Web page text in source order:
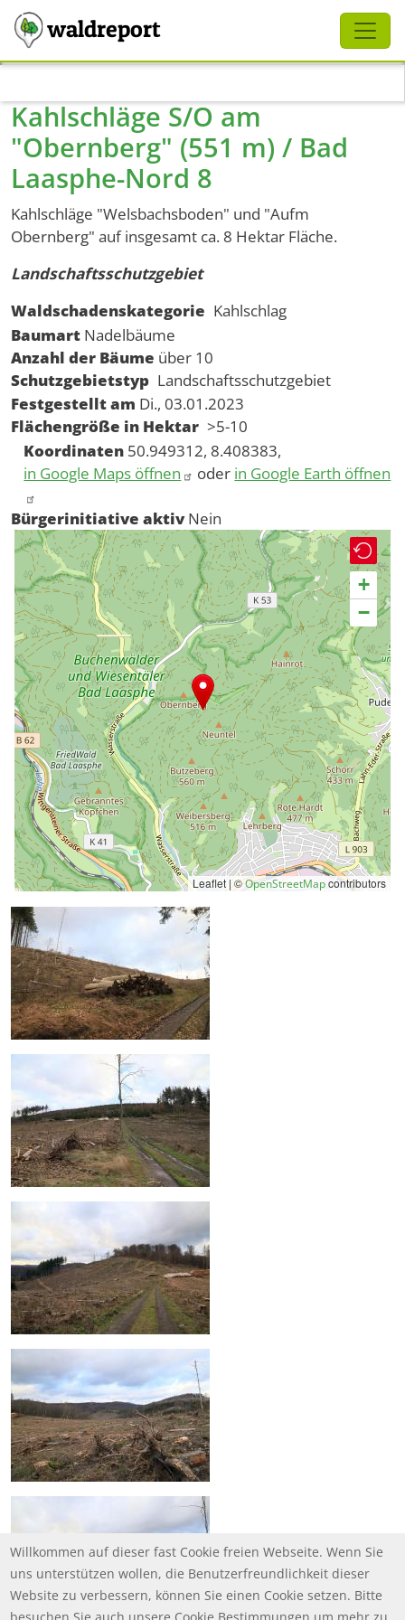
waldreport
Kahlschläge S/O am
"Obernberg" (551 m) / Bad
Laasphe-Nord 8
Kahlschläge "Welsbachsboden" und "Aufm
Obernberg" auf insgesamt ca. 8 Hektar Fläche.
Landschaftsschutzgebiet
Waldschadenskategorie Kahlschlag
Baumart Nadelbäume
Anzahl der Bäume über 10
Schutzgebietstyp Landschaftsschutzgebiet
Festgestellt am Di., 03.01.2023
Flächengröße in Hektar >5-10
Koordinaten 50.949312, 8.408383,
in Google Maps öffnen
oder in Google Earth öffnen
Bürgerinitiative aktiv Nein
+
−
Leaflet | ©OpenStreetMapcontributors
Schliessen
Willkommen auf dieser fast Cookie freien Webseite. Wenn Sie
uns unterstützen wollen, die Benutzerfreundlichkeit dieser
Website zu verbessern, können Sie einen Cookie setzen. Bitte